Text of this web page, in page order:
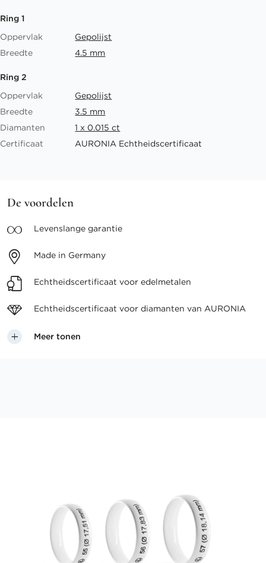
Ring 1
Oppervlak
Gepolijst
Breedte
4.5 mm
Ring 2
Oppervlak
Gepolijst
Breedte
3.5 mm
Diamanten
1 x 0.015 ct
Certificaat
AURONIA Echtheidscertificaat
De voordelen
Levenslange garantie
Made in Germany
Echtheidscertificaat voor edelmetalen
Echtheidscertificaat voor diamanten van AURONIA
Meer tonen